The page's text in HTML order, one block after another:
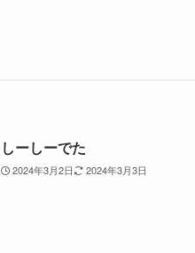
しーしーでた
2024年3月2日 2024年3月3日